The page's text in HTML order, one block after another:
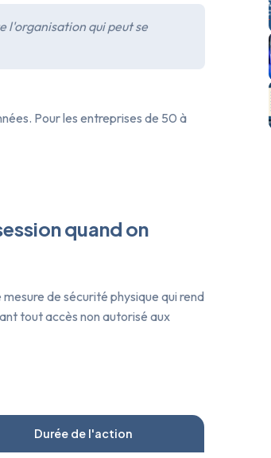
l'organisation qui peut se
Pour les entreprises de 50 à
quand on
de sécurité physique qui rend
tout accès non autorisé aux
Durée de l'action